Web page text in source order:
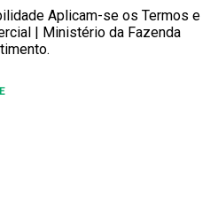
Aplicam-se os Termos e
| Ministério da Fazenda